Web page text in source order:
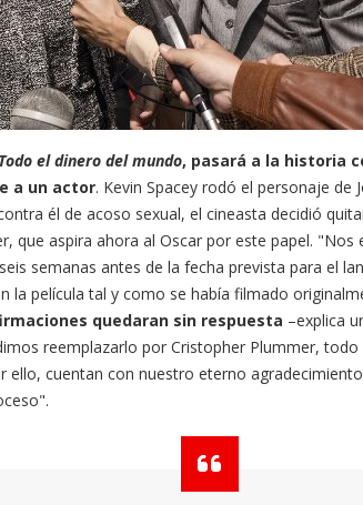
Todo el dinero del mundo, pasará a la historia
a un actor. Kevin Spacey rodó el personaje de
él de acoso sexual, el cineasta decidió
que aspira ahora al Oscar por este papel.
semanas antes de la fecha prevista para el
la película tal y como se había filmado
quedaran sin respuesta –explica
reemplazarlo por Cristopher Plummer,
ello, cuentan con nuestro eterno